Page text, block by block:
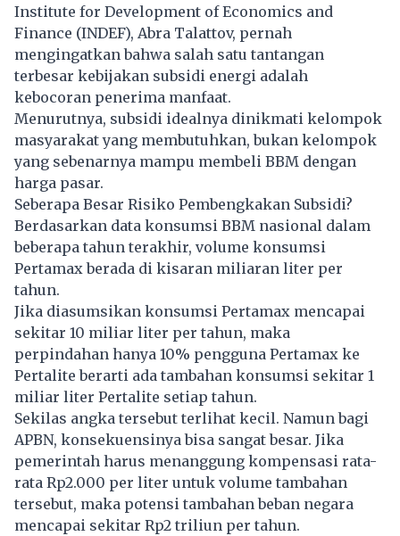
Institute for Development of Economics and
Finance (INDEF), Abra Talattov, pernah
mengingatkan bahwa salah satu tantangan
terbesar kebijakan subsidi energi adalah
kebocoran penerima manfaat.
Menurutnya, subsidi idealnya dinikmati kelompok
masyarakat yang membutuhkan, bukan kelompok
yang sebenarnya mampu membeli BBM dengan
harga pasar.
Seberapa Besar Risiko Pembengkakan Subsidi?
Berdasarkan data konsumsi BBM nasional dalam
beberapa tahun terakhir, volume konsumsi
Pertamax berada di kisaran miliaran liter per
tahun.
Jika diasumsikan konsumsi Pertamax mencapai
sekitar 10 miliar liter per tahun, maka
perpindahan hanya 10% pengguna Pertamax ke
Pertalite berarti ada tambahan konsumsi sekitar 1
miliar liter Pertalite setiap tahun.
Sekilas angka tersebut terlihat kecil. Namun bagi
APBN, konsekuensinya bisa sangat besar. Jika
pemerintah harus menanggung kompensasi rata-
rata Rp2.000 per liter untuk volume tambahan
tersebut, maka potensi tambahan beban negara
mencapai sekitar Rp2 triliun per tahun.